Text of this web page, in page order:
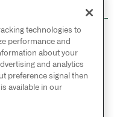
All rights
technologies to
performance and
about your
and analytics
preference signal then
available in our